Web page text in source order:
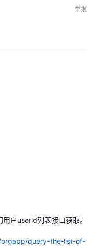
举报
户userid列表接口获取。
query-the-list-of-